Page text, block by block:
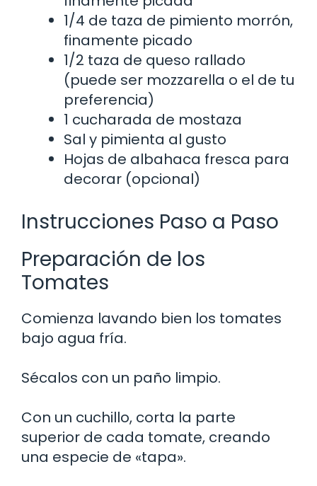
1/4 de taza de pimiento morrón,
finamente picado
1/2 taza de queso rallado
(puede ser mozzarella o el de tu
preferencia)
1 cucharada de mostaza
Sal y pimienta al gusto
Hojas de albahaca fresca para
decorar (opcional)
Instrucciones Paso a Paso
Preparación de los
Tomates
Comienza lavando bien los tomates
bajo agua fría.
Sécalos con un paño limpio.
Con un cuchillo, corta la parte
superior de cada tomate, creando
una especie de «tapa».